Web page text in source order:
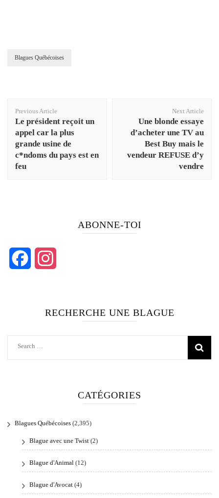
Blagues Québécoises
Navigation
Previous Article
Le président reçoit un
appel car la plus
grande usine de
c*ndoms du pays est en
feu
Next Article
Une blonde essaye
d’acheter une TV au
Best Buy mais le
vendeur REFUSE d’y
vendre
ABONNE-TOI
Facebook
RECHERCHE UNE BLAGUE
Search
CATÉGORIES
Blagues Québécoises (2,395)
Blague avec une Twist (2)
Blague d'Animal (12)
Blague d'Avocat (4)